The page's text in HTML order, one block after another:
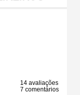
14 avaliações
7 comentários